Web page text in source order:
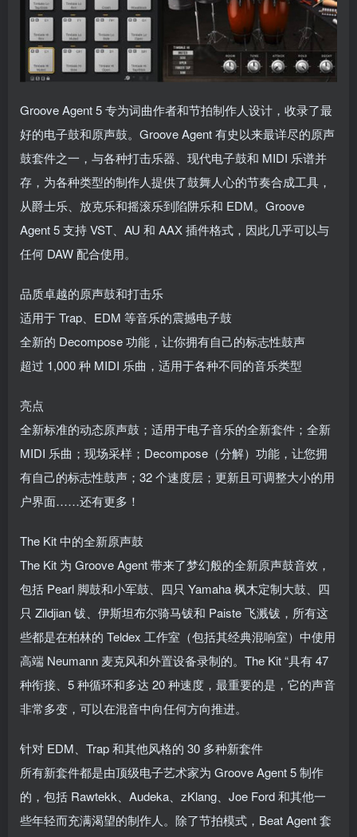
Groove Agent 5 专为词曲作者和节拍制作人设计，收录了最
好的电子鼓和原声鼓。Groove Agent 有史以来最详尽的原声
鼓套件之一，与各种打击乐器、现代电子鼓和 MIDI 乐谱并
存，为各种类型的制作人提供了鼓舞人心的节奏合成工具，
从爵士乐、放克乐和摇滚乐到陷阱乐和 EDM。Groove
Agent 5 支持 VST、AU 和 AAX 插件格式，因此几乎可以与
任何 DAW 配合使用。
品质卓越的原声鼓和打击乐
适用于 Trap、EDM 等音乐的震撼电子鼓
全新的 Decompose 功能，让你拥有自己的标志性鼓声
超过 1,000 种 MIDI 乐曲，适用于各种不同的音乐类型
亮点
全新标准的动态原声鼓；适用于电子音乐的全新套件；全新
MIDI 乐曲；现场采样；Decompose（分解）功能，让您拥
有自己的标志性鼓声；32 个速度层；更新且可调整大小的用
户界面……还有更多！
The Kit 中的全新原声鼓
The Kit 为 Groove Agent 带来了梦幻般的全新原声鼓音效，
包括 Pearl 脚鼓和小军鼓、四只 Yamaha 枫木定制大鼓、四
只 Zildjian 钹、伊斯坦布尔骑马钹和 Paiste 飞溅钹，所有这
些都是在柏林的 Teldex 工作室（包括其经典混响室）中使用
高端 Neumann 麦克风和外置设备录制的。The Kit “具有 47
种衔接、5 种循环和多达 20 种速度，最重要的是，它的声音
非常多变，可以在混音中向任何方向推进。
针对 EDM、Trap 和其他风格的 30 多种新套件
所有新套件都是由顶级电子艺术家为 Groove Agent 5 制作
的，包括 Rawtekk、Audeka、zKlang、Joe Ford 和其他一
些年轻而充满渴望的制作人。除了节拍模式，Beat Agent 套